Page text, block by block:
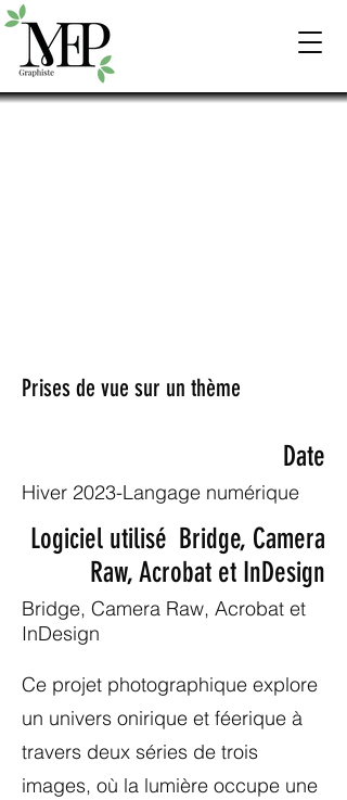
Prises de vue sur un thème
Date
Hiver 2023-Langage numérique
Logiciel utilisé Bridge, Camera
Raw, Acrobat et InDesign
Bridge, Camera Raw, Acrobat et
InDesign
Ce projet photographique explore
un univers onirique et féerique à
travers deux séries de trois
images, où la lumière occupe une